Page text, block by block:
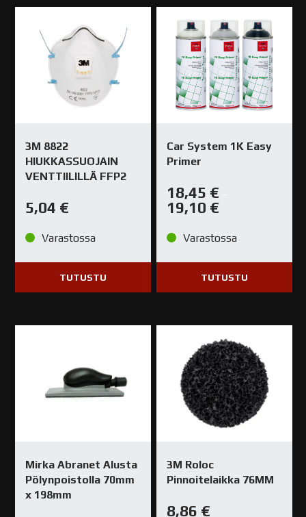
3M 8822
HIUKKASSUOJAIN
VENTTIILILLÄ FFP2
5,04 €
Varastossa
TUTUSTU
Car System 1K Easy
Primer
18,45 €
19,10 €
Varastossa
TUTUSTU
Mirka Abranet Alusta
Pölynpoistolla 70mm
x 198mm
3M Roloc
Pinnoitelaikka 76MM
8,86 €